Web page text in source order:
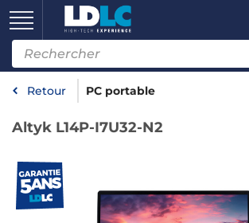
Retour PC portable
Altyk L14P-I7U32-N2